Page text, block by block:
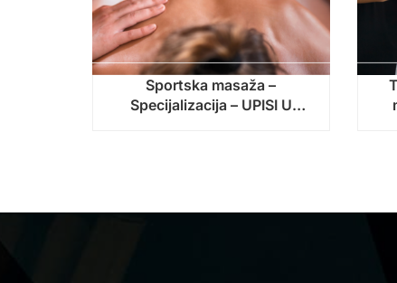
Sportska masaža –
Specijalizacija – UPISI U